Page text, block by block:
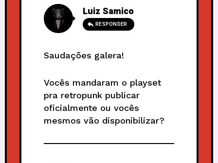
Luiz Samico
RESPONDER
Saudações galera!
Vocês mandaram o playset
pra retropunk publicar
oficialmente ou vocês
mesmos vão disponibilizar?